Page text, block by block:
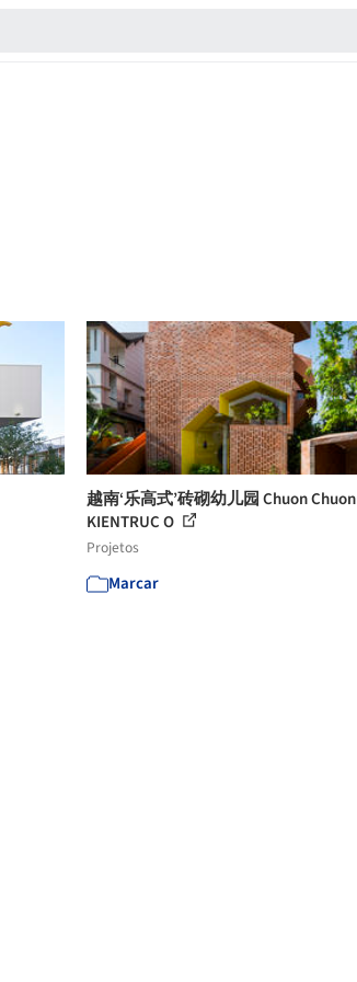
越南‘乐高式’砖砌幼儿园 Chuon
KIENTRUC O
Projetos
Marcar